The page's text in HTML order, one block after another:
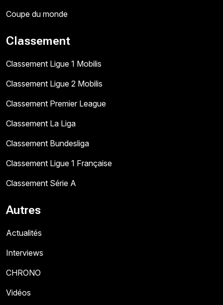
Coupe du monde
Classement
Classement Ligue 1 Mobilis
Classement Ligue 2 Mobilis
Classement Premier League
Classement La Liga
Classement Bundesliga
Classement Ligue 1 Française
Classement Série A
Autres
Actualités
Interviews
CHRONO
Vidéos